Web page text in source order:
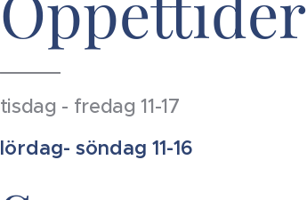
tisdag - fredag 11-17
lördag- söndag 11-16